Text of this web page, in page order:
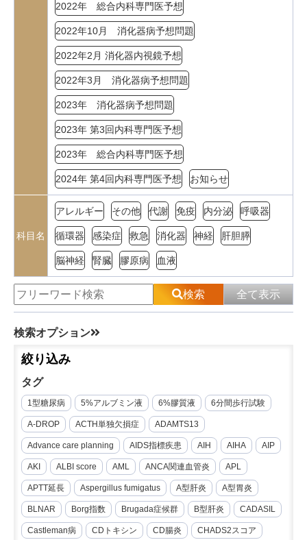
2022年 総合内科専門医予想
2022年10月 消化器病予想問題
2022年2月 消化器内視鏡予想
2022年3月 消化器病予想問題
2023年 消化器病予想問題
2023年 第3回内科専門医予想
2023年 総合内科専門医予想
2024年 第4回内科専門医予想 お知らせ
科目名
アレルギー その他 代謝 免疫 内分泌 呼吸器
循環器 感染症 救急 消化器 神経 肝胆膵
脳神経 腎臓 膠原病 血液
検索 全て表示
検索オプション
絞り込み
タグ
1型糖尿病 5%アルブミン液 6%膠質液 6分間歩行試験
A-DROP ACTH単独欠損症 ADAMTS13
Advance care planning AIDS指標疾患 AIH AIHA AIP
AKI ALBI score AML ANCA関連血管炎 APL
APTT延長 Aspergillus fumigatus A型肝炎 A型胃炎
BLNAR Borg指数 Brugada症候群 B型肝炎 CADASIL
Castleman病 CDトキシン CD腸炎 CHADS2スコア